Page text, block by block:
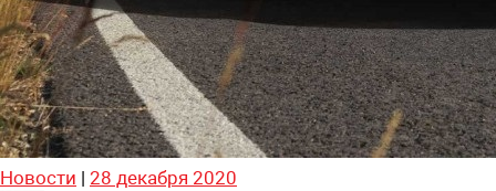
Новости | 28 декабря 2020